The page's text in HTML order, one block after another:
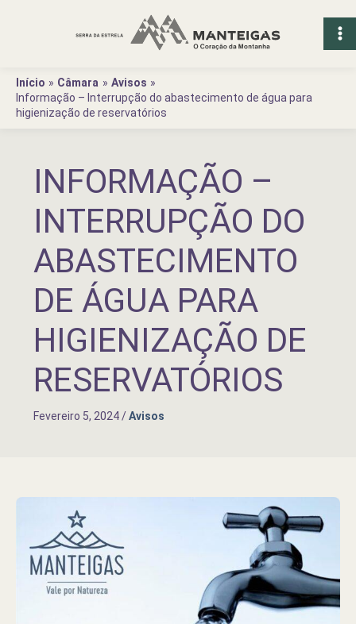
Início
Câmara
Avisos
Informação – Interrupção do abastecimento de água para
higienização de reservatórios
INFORMAÇÃO –
INTERRUPÇÃO DO
ABASTECIMENTO
DE ÁGUA PARA
HIGIENIZAÇÃO DE
RESERVATÓRIOS
Fevereiro 5, 2024/Avisos